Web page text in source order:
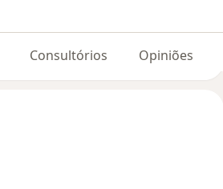
Consultórios Opiniões